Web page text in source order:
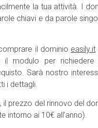
la tua attività. I
chiavi e da parole
il dominio easily.it
modulo per richiedere
Sarà nostro
i dettagli.
il prezzo del rinnovo del
intorno ai 10€ all’anno).